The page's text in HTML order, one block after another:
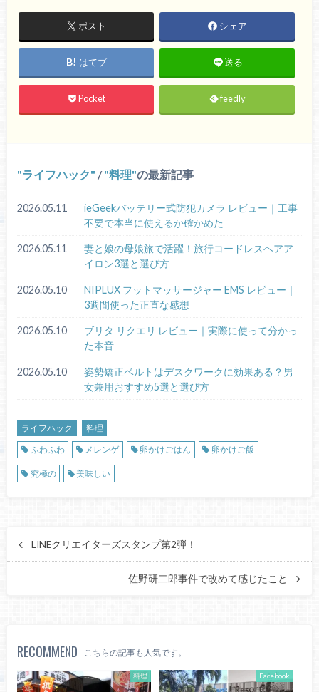
ポスト シェア
はてブ 送る
Pocket feedly
ライフハック / 料理 の最新記事
2026.05.11
ieGeekバッテリー式防犯カメラ レビュー｜工事
不要で本当に使えるか確かめた
2026.05.11
妻と娘の母娘旅で活躍！旅行コードレスヘアア
イロン3選と選び方
2026.05.10
NIPLUX フットマッサージャー EMS レビュー｜
3週間使った正直な感想
2026.05.10
ブリタ リクエリ レビュー｜実際に使って分かっ
た本音
2026.05.10
姿勢矯正ベルトはデスクワークに効果ある？男
女兼用おすすめ5選と選び方
ライフハック
料理
ふわふわ
メレンゲ 卵かけごはん 卵かけご飯
究極の 美味しい
LINEクリエイターズスタンプ第2弾！
佐野研二郎事件で改めて感じたこと
RECOMMEND こちらの記事も人気です。
料理 Facebook